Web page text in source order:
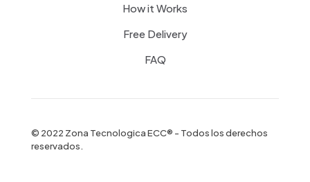
How it Works
Free Delivery
FAQ
© 2022 Zona Tecnologica ECC® - Todos los derechos
reservados.